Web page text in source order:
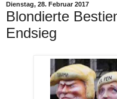
Dienstag, 28. Februar 2017
Blondierte
Endsieg